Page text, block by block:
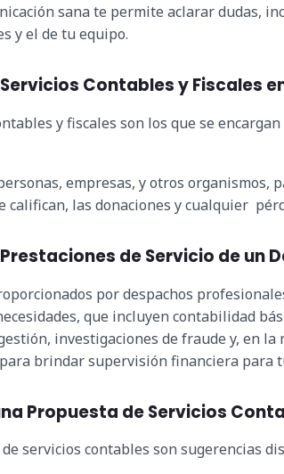
sana te permite aclarar dudas,
y el de tu equipo.
Servicios Contables y Fiscales
y fiscales son los que se
empresas, y otros organismos,
califican, las donaciones y cualquier
Prestaciones de Servicio de un
por despachos
que incluyen contabilidad
investigaciones de fraude y, en la
brindar supervisión financiera para
Propuesta de Servicios
servicios contables son sugerencias